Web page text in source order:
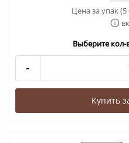
Цена за упак
Выберите кол-
-
Купить